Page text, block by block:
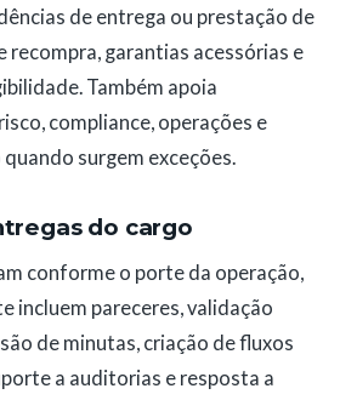
de entrega ou prestação de
recompra, garantias acessórias e
Também apoia
compliance, operações e
surgem exceções.
do cargo
conforme o porte da operação,
incluem pareceres, validação
de minutas, criação de fluxos
a auditorias e resposta a